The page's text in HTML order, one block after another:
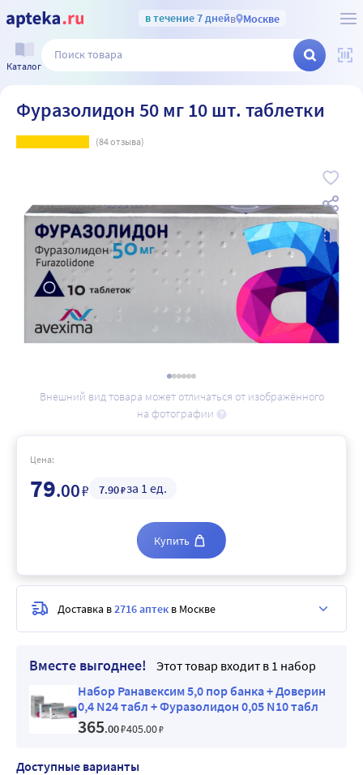
в течение 7 днейв Москве
Каталог
Фуразолидон 50 мг 10 шт. таблетки
(84отзыва)
Внешний вид товара может отличаться от изображённого
на фотографии
Вместе выгоднее!
Этот товар входит в 1 набор
Набор Ранавексим 5,0 пор банка + Доверин
0,4 N24 табл + Фуразолидон 0,05 N10 табл
365.00₽405.00₽
Доступные варианты
Цена:
79.00₽ 7.90₽за 1 ед.
Купить
Доставка в2716 аптек в Москве